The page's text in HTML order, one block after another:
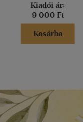
Kiadói ár:
9 000 Ft
Kosárba